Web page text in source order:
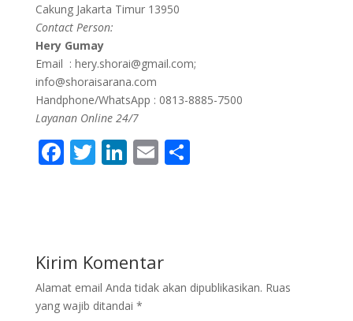
Cakung Jakarta Timur 13950
Contact Person:
Hery Gumay
Email : hery.shorai@gmail.com;
info@shoraisarana.com
Handphone/WhatsApp : 0813-8885-7500
Layanan Online 24/7
F
o
o
k
T Li
dI
n
E S
Kirim Komentar
Alamat email Anda tidak akan dipublikasikan. Ruas
yang wajib ditandai *